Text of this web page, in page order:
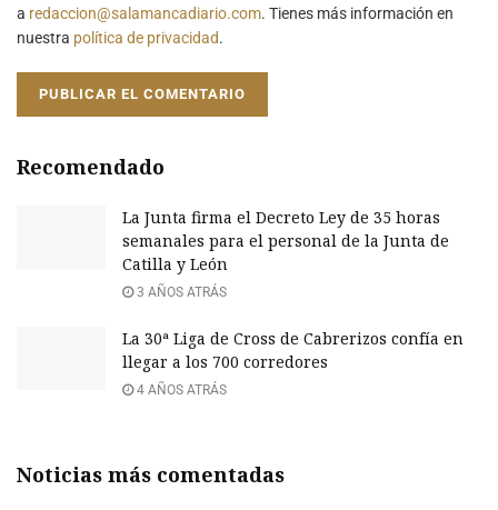
a redaccion@salamancadiario.com. Tienes más información en
nuestra política de privacidad.
Recomendado
La Junta firma el Decreto Ley de 35 horas
semanales para el personal de la Junta de
Catilla y León
3 AÑOS ATRÁS
La 30ª Liga de Cross de Cabrerizos confía en
llegar a los 700 corredores
4 AÑOS ATRÁS
Noticias más comentadas